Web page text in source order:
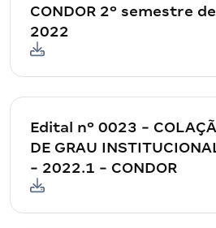
CONDOR 2º semestre de
2022
Edital nº 0023 -
DE GRAU
- 2022.1 - CONDOR